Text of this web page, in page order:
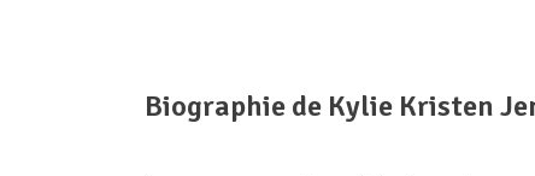
Biographie de Kylie Kristen